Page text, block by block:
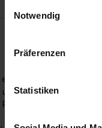
Benutzung der
Webseite zu
Informationen zu
Notwendig
Präferenzen
Statistiken
… man mit Shampoo
einem Job bei BioMarkt
uns alle
Ressourcen und Vielfalt.